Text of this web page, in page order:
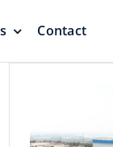
et joints
Contact